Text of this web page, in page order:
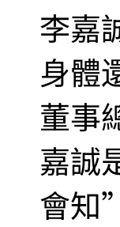
李嘉
身體
董事
嘉誠
會知